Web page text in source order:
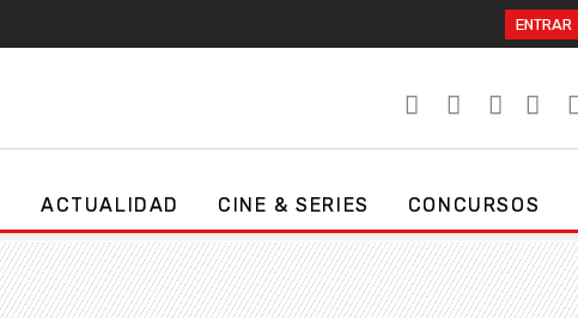
ENTRAR
ACTUALIDAD CINE & SERIES CONCURSOS